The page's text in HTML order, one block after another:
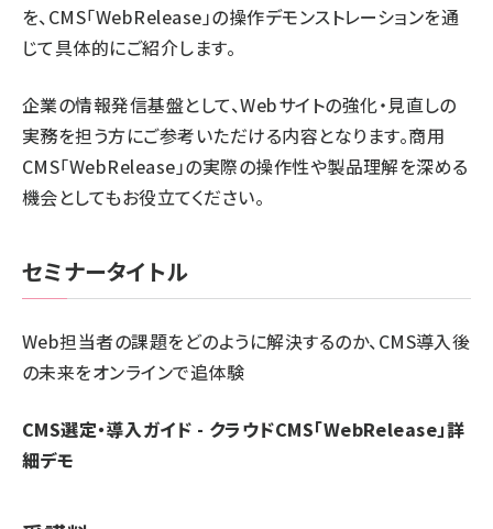
を、CMS「WebRelease」の操作デモンストレーションを通
じて具体的にご紹介します。
企業の情報発信基盤として、Webサイトの強化・見直しの
実務を担う方にご参考いただける内容となります。商用
CMS「WebRelease」の実際の操作性や製品理解を深める
機会としてもお役立てください。
セミナータイトル
Web担当者の課題をどのように解決するのか、CMS導入後
の未来をオンラインで追体験
CMS選定・導入ガイド - クラウドCMS「WebRelease」詳
細デモ